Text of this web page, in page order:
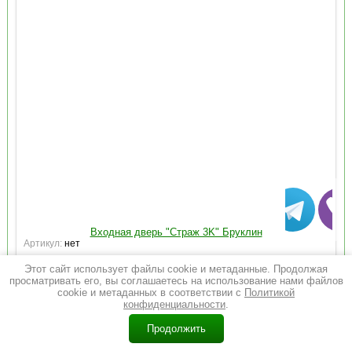
Входная дверь "Страж 3K" Бруклин
Артикул: нет
Добавить к сравнению
Наличие
В наличии
Корзина
Этот сайт использует файлы cookie и метаданные. Продолжая
просматривать его, вы соглашаетесь на использование нами файлов
cookie и метаданных в соответствии с Политикой
конфиденциальности.
Продолжить